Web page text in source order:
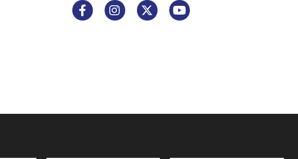
Enlace a Facebook
Enlace a Instagram
Enlace a X (Twitter)
Enlace a Youtube Channel